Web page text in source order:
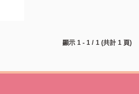
顯示 1 - 1 / 1 (共計 1 頁)